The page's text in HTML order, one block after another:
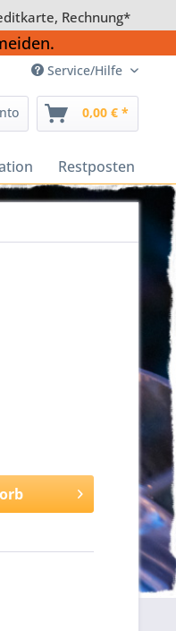
Rechnung*
Service/Hilfe
0,00 € *
Restposten